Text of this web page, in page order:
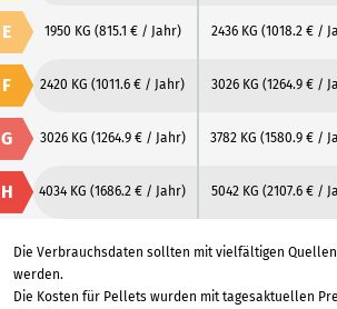
E 1950 KG (815.1 € / Jahr) 2436 KG (1018.2 € /
F 2420 KG (1011.6 € / Jahr) 3026 KG (1264.9 € /
G 3026 KG (1264.9 € / Jahr) 3782 KG (1580.9 € /
H 4034 KG (1686.2 € / Jahr) 5042 KG (2107.6 € /
Die Verbrauchsdaten sollten mit vielfältigen
werden.
Die Kosten für Pellets wurden mit tagesaktuellen